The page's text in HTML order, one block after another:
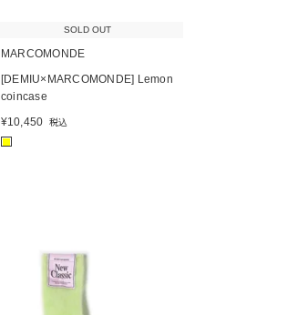
SOLD OUT
MARCOMONDE
[DEMIU×MARCOMONDE] Lemon
coincase
¥10,450 税込
■